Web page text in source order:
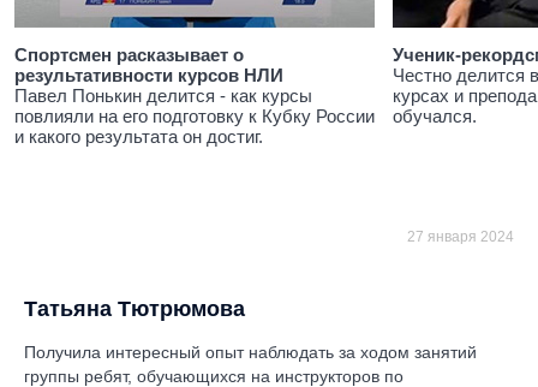
Спортсмен расказывает о
результативности курсов НЛИ
Павел Понькин делится - как курсы
повлияли на его подготовку к Кубку России
и какого результата он достиг.
Ученик-
Честно делится
курсах и
обучался.
27 января 2024
Татьяна Тютрюмова
Получила интересный опыт наблюдать за ходом занятий
группы ребят, обучающихся на инструкторов по